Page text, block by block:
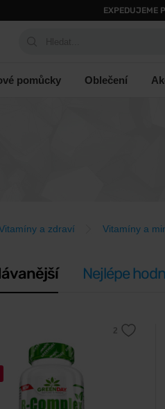
EXPEDUJEME
pomůcky Oblečení
a zdraví Vitamíny a
Nejlépe